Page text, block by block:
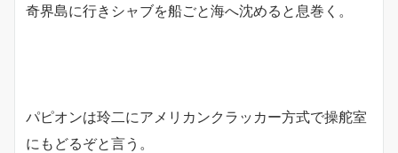
奇界島に行きシャブを船ごと海へ沈めると息巻く。
パピオンは玲二にアメリカンクラッカー方式で操舵室
にもどるぞと言う。